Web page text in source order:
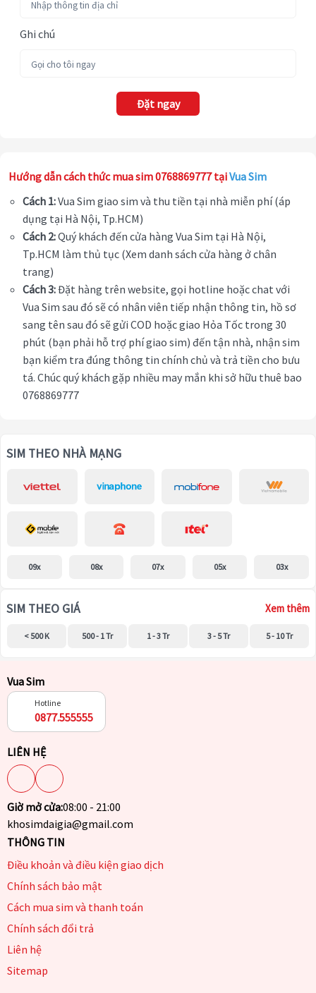
Ghi chú
Đặt ngay
Hướng dẫn cách thức mua sim 0768869777 tạiVua Sim
Cách 1:Vua Sim giao sim và thu tiền tại nhà miễn phí (áp
dụng tại Hà Nội, Tp.HCM)
Cách 2:Quý khách đến cửa hàng Vua Sim tại Hà Nội,
Tp.HCM làm thủ tục (Xem danh sách cửa hàng ở chân
trang)
Cách 3:Đặt hàng trên website, gọi hotline hoặc chat với
Vua Sim sau đó sẽ có nhân viên tiếp nhận thông tin, hồ sơ
sang tên sau đó sẽ gửi COD hoặc giao Hỏa Tốc trong 30
phút (bạn phải hỗ trợ phí giao sim) đến tận nhà, nhận sim
bạn kiểm tra đúng thông tin chính chủ và trả tiền cho bưu
tá. Chúc quý khách gặp nhiều may mắn khi sở hữu thuê bao
0768869777
SIM THEO NHÀ MẠNG
09x 08x 07x 05x 03x
SIM THEO GIÁ Xem thêm
< 500 K 500 - 1 Tr 1 - 3 Tr 3 - 5 Tr 5 - 10 Tr
Vua Sim
Hotline
0877.555555
LIÊN HỆ
Giờ mở cửa:08:00 - 21:00
khosimdaigia@gmail.com
THÔNG TIN
Điều khoản và điều kiện giao dịch
Chính sách bảo mật
Cách mua sim và thanh toán
Chính sách đổi trả
Liên hệ
Sitemap